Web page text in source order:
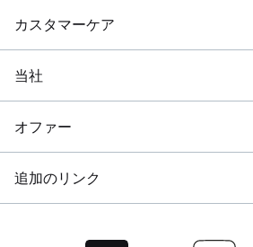
カスタマーケア
当社
オファー
追加のリンク